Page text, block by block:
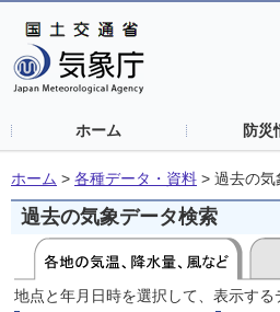
ホーム 防災
ホーム > 各種データ・資料 > 過去の気
過去の気象データ検索
地点と年月日時を選択して、表示す